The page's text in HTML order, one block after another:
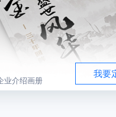
业介绍画册
我要